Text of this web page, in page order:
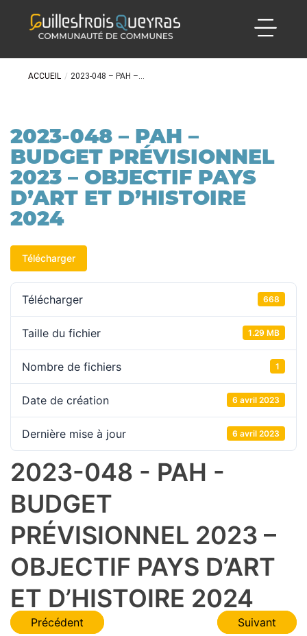
ACCUEIL / 2023-048 – PAH –...
2023-048 – PAH –
BUDGET PRÉVISIONNEL
2023 – OBJECTIF PAYS
D’ART ET D’HISTOIRE
2024
Télécharger
Télécharger 668
Taille du fichier 1.29 MB
Nombre de fichiers 1
Date de création 6 avril 2023
Dernière mise à jour 6 avril 2023
2023-048 - PAH -
BUDGET
PRÉVISIONNEL 2023 –
OBJECTIF PAYS D’ART
ET D’HISTOIRE 2024
Navigation
Précédent Suivant